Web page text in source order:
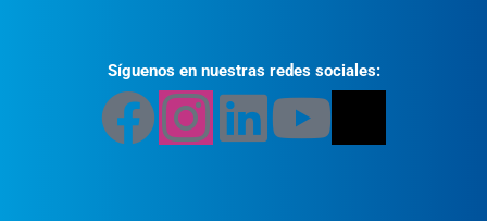
Síguenos en nuestras redes sociales: